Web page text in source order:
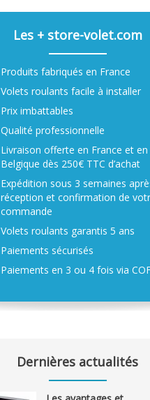
Les + store-volet.com
Produits fabriqués en France
Volets roulants facile à installer
Prix imbattables
Qualité professionnelle
Livraison offerte en France et en
Belgique dès 250€ TTC d’achat
Expédition sous 3 semaines
réception et confirmation de
commande
Volets roulants garantis 5 ans
Paiements sécurisés
Paiements en 3 ou 4 fois via
Dernières actualités